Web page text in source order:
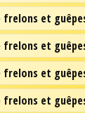
frelons et
et
et
frelons et